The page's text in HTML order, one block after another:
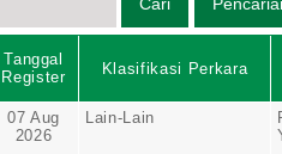
Tanggal
Register
Klasifikasi Perkara
07 Aug
2026
Lain-Lain